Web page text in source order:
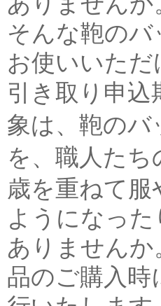
そんな鞄の
お使いいた
引き取り申込
象は、鞄の
を、 職人たち
歳を重ねて
ようになっ
ありません
品のご購入時